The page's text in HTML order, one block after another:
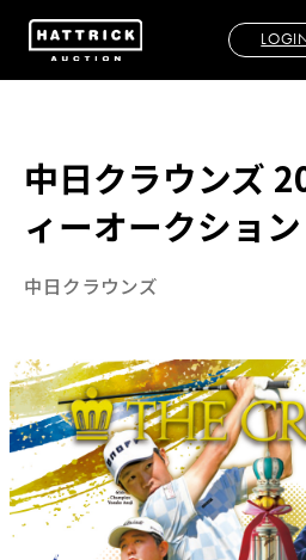
中日クラウンズ
ィーオークション
中日クラウンズ